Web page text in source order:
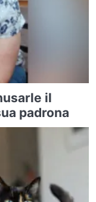
il
padrona